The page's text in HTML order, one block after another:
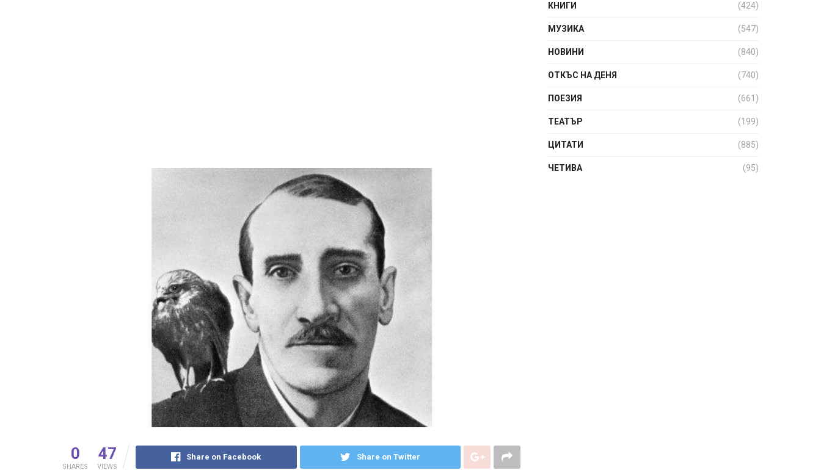
0
SHARES
47
VIEWS
Share on Facebook Share on Twitter
КНИГИ (424)
МУЗИКА (547)
НОВИНИ (840)
ОТКЪС НА ДЕНЯ (740)
ПОЕЗИЯ (661)
ТЕАТЪР (199)
ЦИТАТИ (885)
ЧЕТИВА (95)